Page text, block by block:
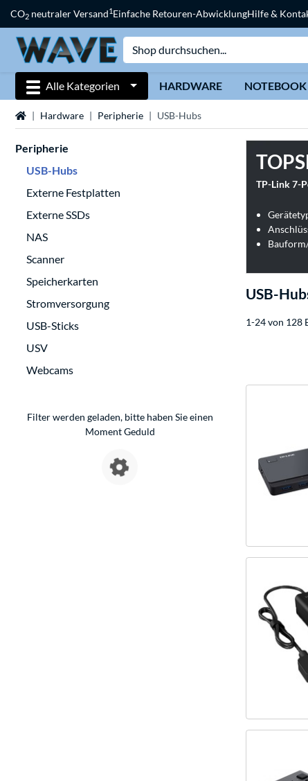
CO2 neutraler Versand1Einfache Retouren-AbwicklungHilfe &
Alle Kategorien HARDWARE NOTEBOOK
StartseiteHardware Peripherie USB-Hubs
Peripherie
USB-Hubs
Externe Festplatten
Externe SSDs
NAS
Scanner
Speicherkarten
Stromversorgung
USB-Sticks
USV
Webcams
Filter werden geladen, bitte haben Sie einen
Moment Geduld
TP-Link 7-
USB-
1-24 von 128